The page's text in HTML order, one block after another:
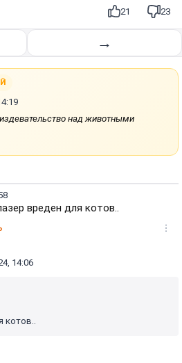
21 23
→
над животными
вреден для котов..
14:06